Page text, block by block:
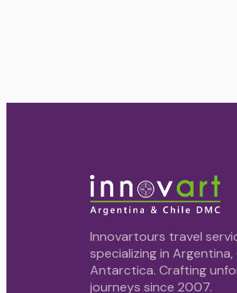
Innovartours travel
specializing in Argentina,
Antarctica. Crafting
journeys since 2007.